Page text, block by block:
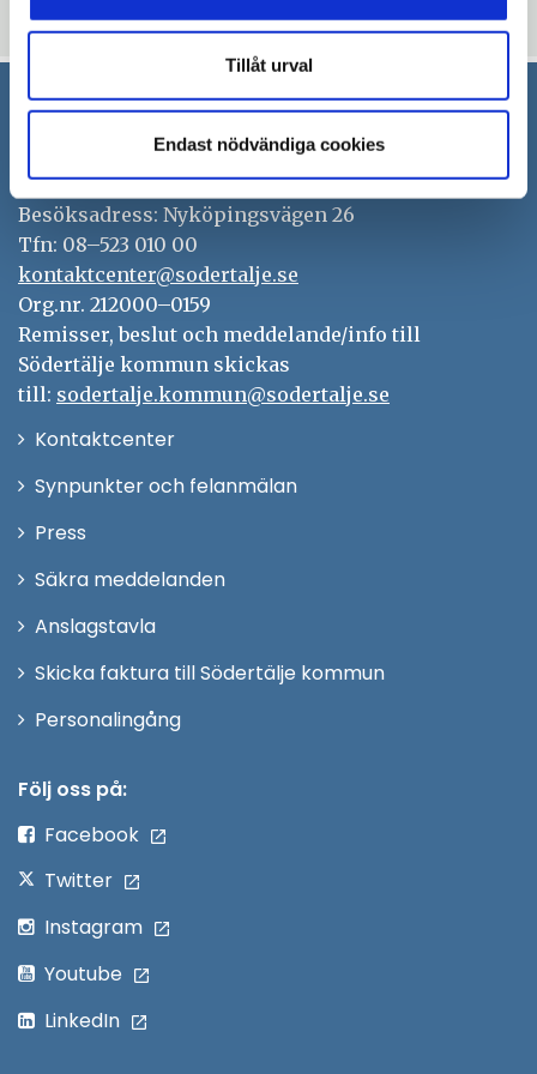
Tillåt urval
Endast nödvändiga cookies
n
y
t
f
ö
n
t
r
Södertälje kommun
151 89 Södertälje
Besöksadress: Nyköpingsvägen 26
Tfn: 08–523 010 00
kontaktcenter@sodertalje.se
Org.nr. 212000–0159
Remisser, beslut och meddelande/info till
Södertälje kommun skickas
till: sodertalje.kommun@sodertalje.se
KontaktcenterÖppna
Synpunkter och felanmälan
Press
fönster
Säkra meddelanden
Anslagstavla
Skicka faktura till Södertälje kommun
PersonalingångÖppna
Följ oss på:
Facebook
Twitter
Instagram
Youtube
LinkedIn